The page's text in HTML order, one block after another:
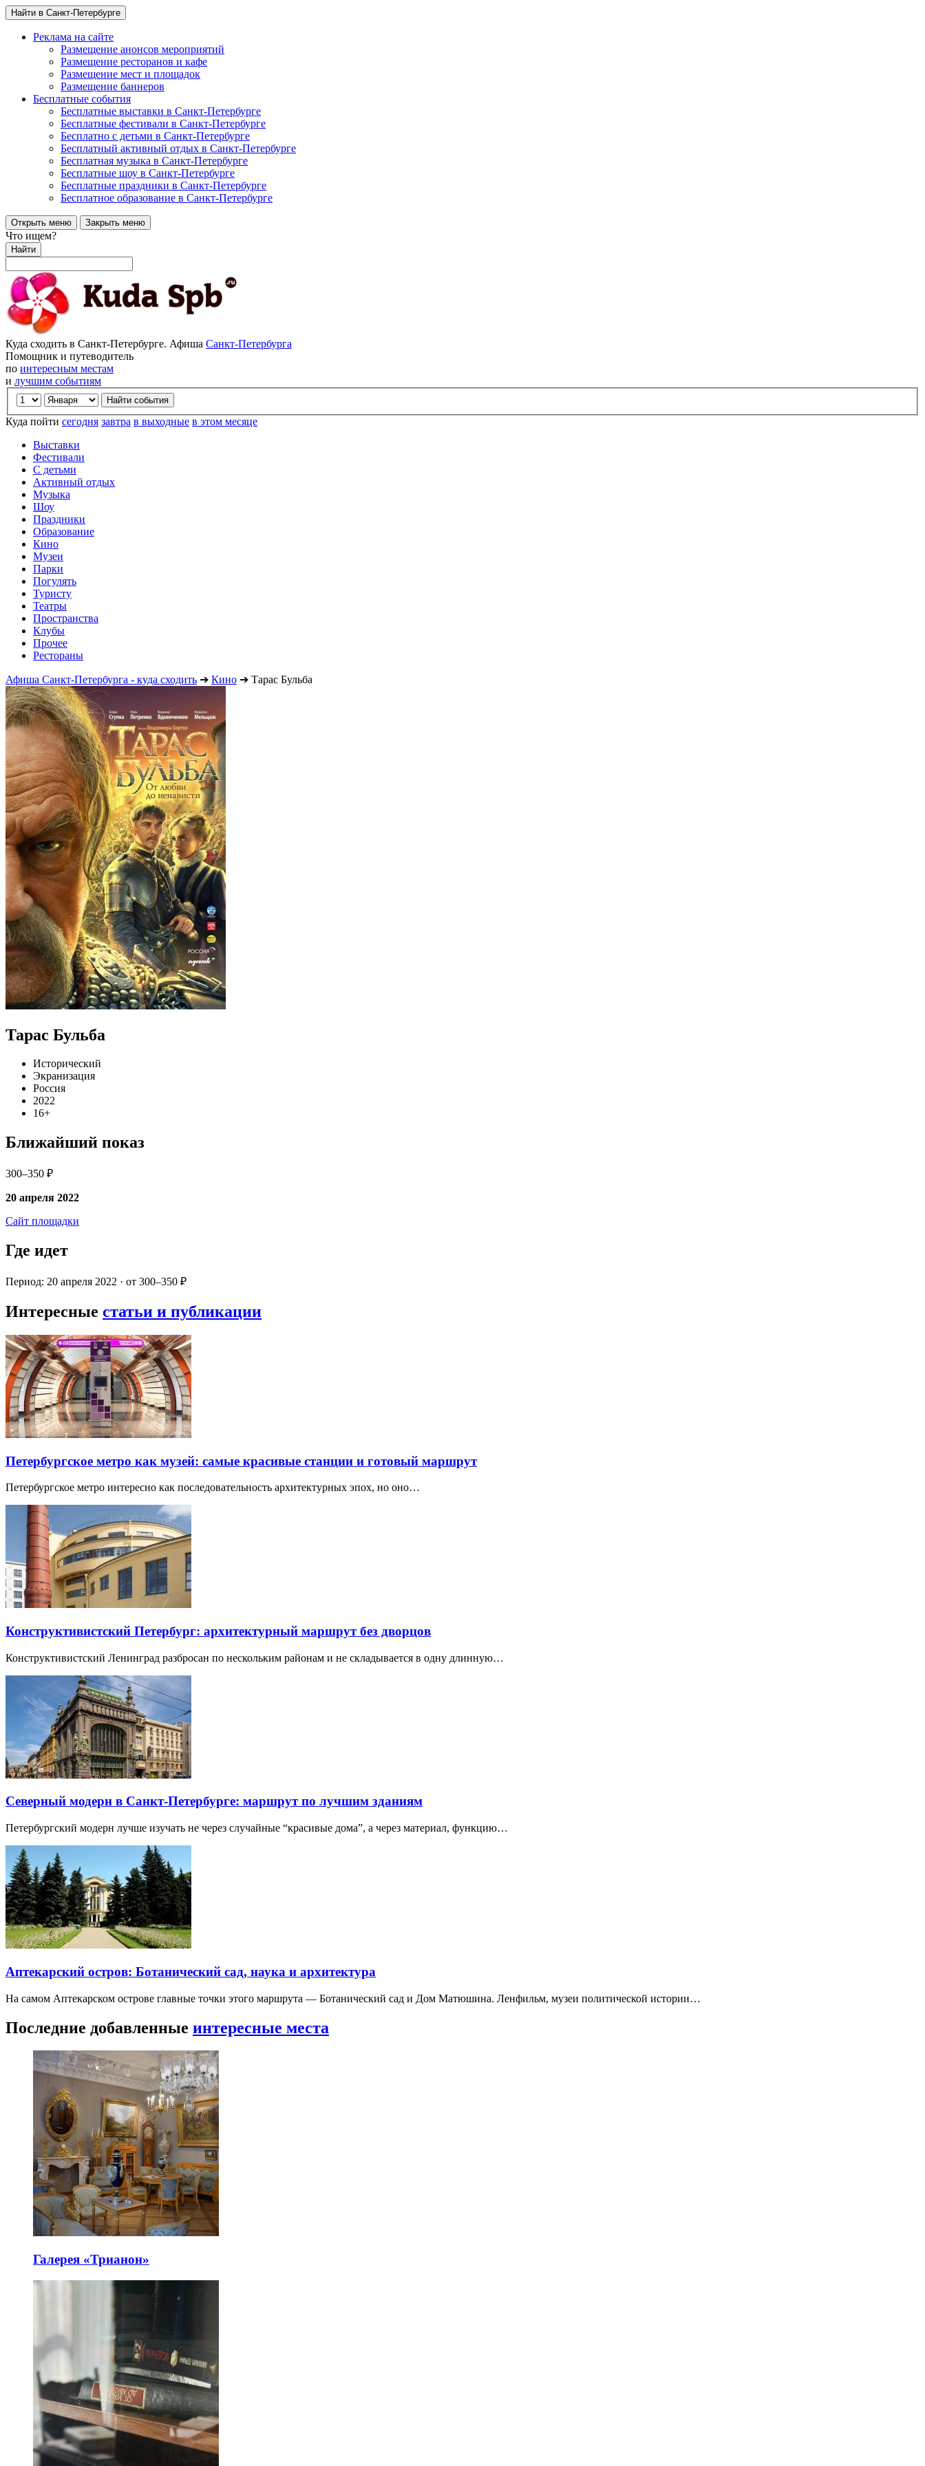
Найти в Санкт-Петербурге
Реклама на сайте
Размещение анонсов мероприятий
Размещение ресторанов и кафе
Размещение мест и площадок
Размещение баннеров
Бесплатные события
Бесплатные выставки в Санкт-Петербурге
Бесплатные фестивали в Санкт-Петербурге
Бесплатно с детьми в Санкт-Петербурге
Бесплатный активный отдых в Санкт-Петербурге
Бесплатная музыка в Санкт-Петербурге
Бесплатные шоу в Санкт-Петербурге
Бесплатные праздники в Санкт-Петербурге
Бесплатное образование в Санкт-Петербурге
Открыть меню Закрыть меню
Что ищем?
Найти
Куда сходить в Санкт-Петербурге. Афиша Санкт-Петербурга
Помощник и путеводитель
по интересным местам
и лучшим событиям
Куда пойти сегодня завтра в выходные в этом месяце
Выставки
Фестивали
С детьми
Активный отдых
Музыка
Шоу
Праздники
Образование
Кино
Музеи
Парки
Погулять
Туристу
Театры
Пространства
Клубы
Прочее
Рестораны
Афиша Санкт-Петербурга - куда сходить ➔ Кино ➔ Тарас Бульба
Тарас Бульба
Исторический
Экранизация
Россия
2022
16+
Ближайший показ
300–350 ₽
20 апреля 2022
Сайт площадки
Где идет
Период: 20 апреля 2022 · от 300–350 ₽
Интересные статьи и публикации
Петербургское метро как музей: самые красивые станции и готовый маршрут
Петербургское метро интересно как последовательность архитектурных эпох, но оно…
Конструктивистский Петербург: архитектурный маршрут без дворцов
Конструктивистский Ленинград разбросан по нескольким районам и не складывается в одну длинную…
Северный модерн в Санкт-Петербурге: маршрут по лучшим зданиям
Петербургский модерн лучше изучать не через случайные “красивые дома”, а через материал, функцию…
Аптекарский остров: Ботанический сад, наука и архитектура
На самом Аптекарском острове главные точки этого маршрута — Ботанический сад и Дом Матюшина. Ленфильм, музеи политической истории…
Последние добавленные интересные места
Галерея «Трианон»